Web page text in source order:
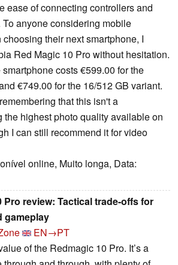
ease of connecting controllers and
anyone considering mobile
their next smartphone, I
Red Magic 10 Pro without hesitation.
costs €599.00 for the
€749.00 for the 16/512 GB variant.
that this isn't a
the highest photo quality available on
I can still recommend it for video
online, Muito longa, Data:
Pro review: Tactical trade-offs for
gameplay
EN→PT
of the Redmagic 10 Pro. It’s a